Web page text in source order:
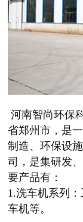
河南智尚环保
省郑州市，是
制造、环保设
司，是集研发
要产品有：
1.洗车机系列
车机等。